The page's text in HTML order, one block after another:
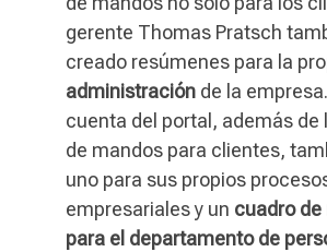
gerente Thomas Pratsch
creado resúmenes para la
administración de la
cuenta del portal, además de
de mandos para clientes,
uno para sus propios
empresariales y un cuadro
para el departamento de